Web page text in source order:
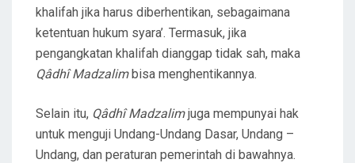
khalifah jika harus diberhentikan, sebagaimana
ketentuan hukum syara’. Termasuk, jika
pengangkatan khalifah dianggap tidak sah, maka
Qâdhî Madzalimbisa menghentikannya.
Selain itu, Qâdhî Madzalimjuga mempunyai hak
untuk menguji Undang-Undang Dasar, Undang –
Undang, dan peraturan pemerintah di bawahnya.